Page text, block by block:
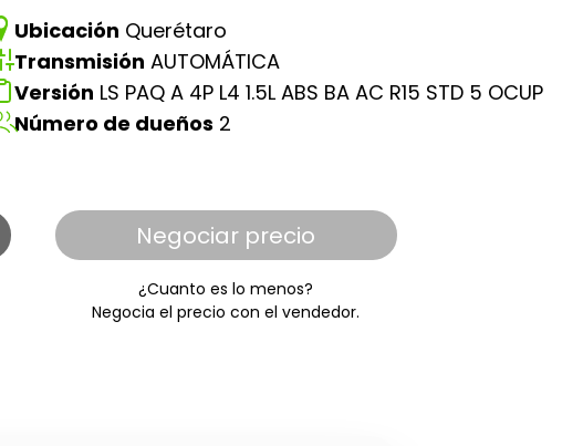
Ubicación Querétaro
Transmisión AUTOMÁTICA
Versión LS PAQ A 4P L4 1.5L ABS BA AC R15 STD 5 OCUP
Número de dueños 2
Negociar precio
¿Cuanto es lo menos?
Negocia el precio con el vendedor.